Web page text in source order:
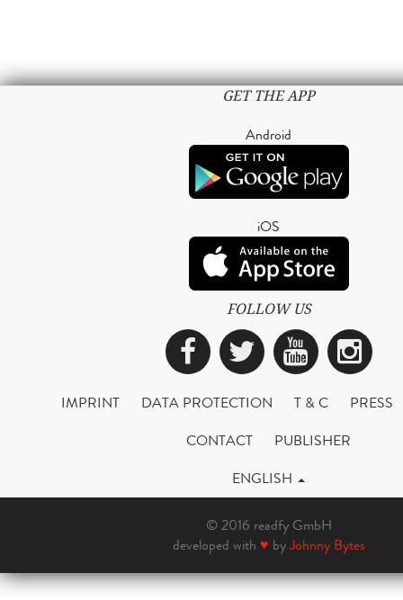
GET THE APP
Android
iOS
FOLLOW US
Facebook
Twitter
IMPRINT DATA PROTECTION T & C
PRESS
CONTACT
PUBLISHER
ENGLISH
© 2016 readfy GmbH
developed with ♥ byJohnny Bytes